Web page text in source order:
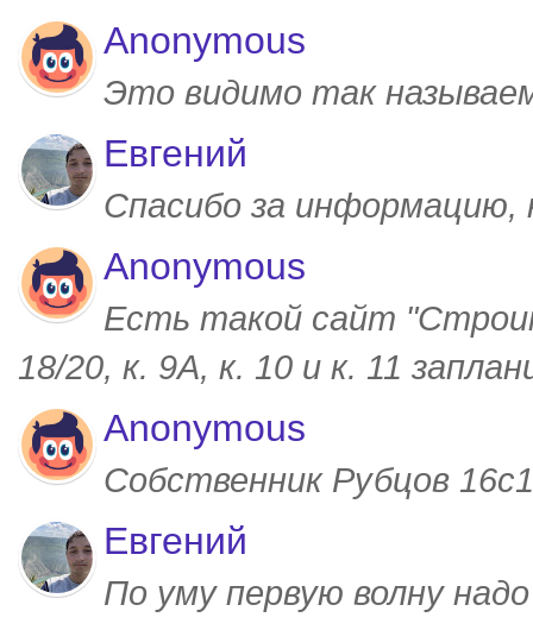
Anonymous
Это видимо так
Евгений
Спасибо за
Anonymous
Есть такой сайт
18/20, к. 9А, к. 10 и к. 11
Anonymous
Собственник Рубцов
Евгений
По уму первую волну